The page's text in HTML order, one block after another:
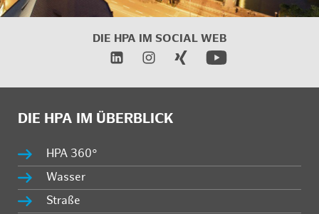
DIE HPA IM SOCIAL WEB
DIE HPA IM ÜBERBLICK
HPA 360°
Wasser
Straße